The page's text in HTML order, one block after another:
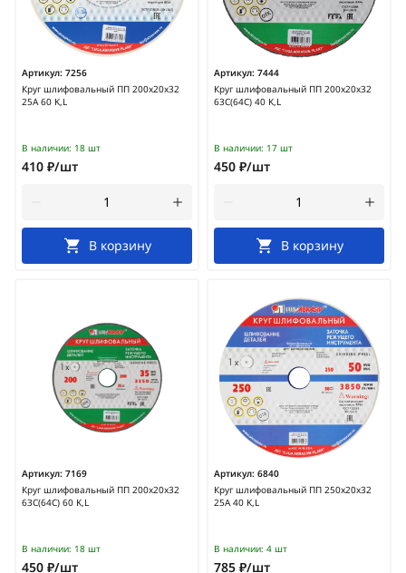
Артикул: 7256
Круг шлифовальный ПП 200х20х32
25А 60 K,L
В наличии: 18 шт
410 ₽/шт
В корзину
Артикул: 7444
Круг шлифовальный ПП 200х20х32
63С(64С) 40 K,L
В наличии: 17 шт
450 ₽/шт
В корзину
Артикул: 7169
Круг шлифовальный ПП 200х20х32
63С(64С) 60 K,L
В наличии: 18 шт
450 ₽/шт
Артикул: 6840
Круг шлифовальный ПП 250х20х32
25А 40 K,L
В наличии: 4 шт
785 ₽/шт